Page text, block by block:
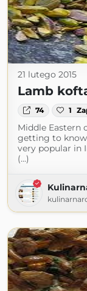
21 lutego 2015
Lamb
74 1
Middle Eastern
getting to know
very popular in
(...)